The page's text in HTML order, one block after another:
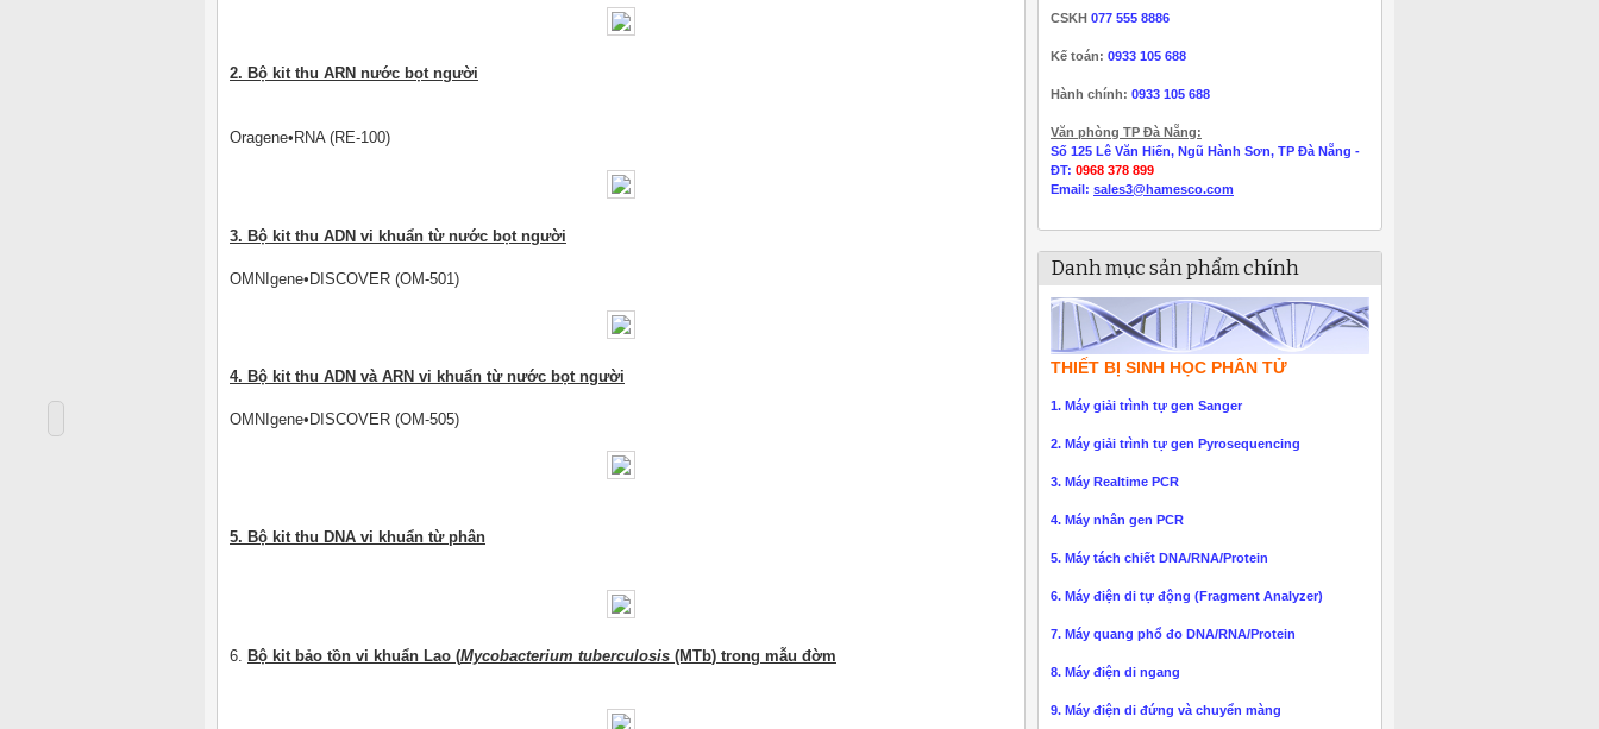
2. Bộ kit thu ARN nước bọt người
Oragene•RNA (RE-100)
3. Bộ kit thu ADN vi khuẩn từ nước bọt người
OMNIgene•DISCOVER (OM-501)
4. Bộ kit thu ADN và ARN vi khuẩn từ nước bọt người
OMNIgene•DISCOVER (OM-505)
5. Bộ kit thu DNA vi khuẩn từ phân
6. Bộ kit bảo tồn vi khuẩn Lao (Mycobacterium tuberculosis (MTb) trong mẫu đờm
CSKH 077 555 8886
Kế toán: 0933 105 688
Hành chính: 0933 105 688
Văn phòng TP Đà Nẵng:
Số 125 Lê Văn Hiến, Ngũ Hành Sơn, TP Đà Nẵng -
ĐT: 0968 378 899
Email: sales3@hamesco.com
Danh mục sản phẩm chính
THIẾT BỊ SINH HỌC PHÂN TỬ
1. Máy giải trình tự gen Sanger
2. Máy giải trình tự gen Pyrosequencing
3. Máy Realtime PCR
4. Máy nhân gen PCR
5. Máy tách chiết DNA/RNA/Protein
6. Máy điện di tự động (Fragment Analyzer)
7. Máy quang phổ đo DNA/RNA/Protein
8. Máy điện di ngang
9. Máy điện di đứng và chuyển màng